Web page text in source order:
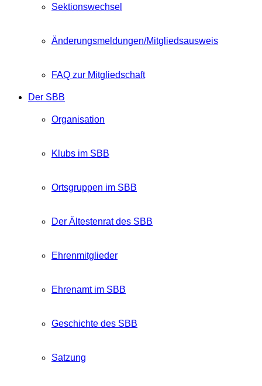
Sektionswechsel
Änderungsmeldungen/Mitgliedsausweis
FAQ zur Mitgliedschaft
Der SBB
Organisation
Klubs im SBB
Ortsgruppen im SBB
Der Ältestenrat des SBB
Ehrenmitglieder
Ehrenamt im SBB
Geschichte des SBB
Satzung